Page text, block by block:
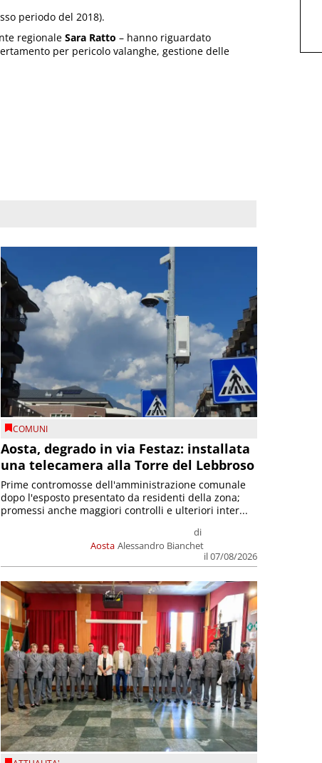
periodo del 2018).
regionale Sara Ratto – hanno riguardato
per pericolo valanghe, gestione delle
COMUNI
Aosta, degrado in via Festaz: installata
una telecamera alla Torre del Lebbroso
Aosta
di
Alessandro Bianchet
il 07/08/2026
Prime contromosse dell'amministrazione comunale
dopo l'esposto presentato da residenti della zona;
promessi anche maggiori controlli e ulteriori inter...